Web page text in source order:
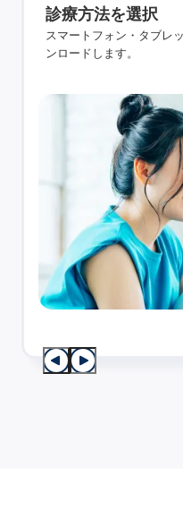
診療方法を選択
スマートフォン・タブレ
ンロードします。